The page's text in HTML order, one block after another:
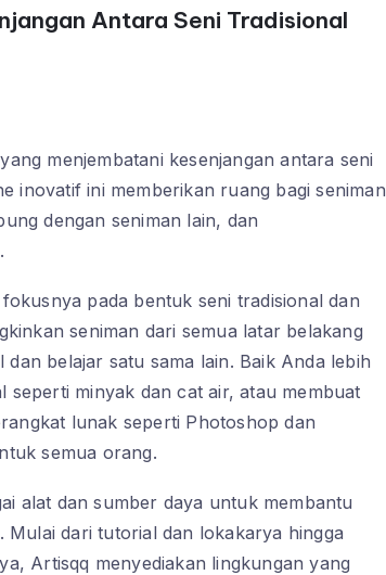
Antara Seni Tradisional
menjembatani kesenjangan antara seni
inovatif ini memberikan ruang bagi seniman
dengan seniman lain, dan
pada bentuk seni tradisional dan
seniman dari semua latar belakang
belajar satu sama lain. Baik Anda lebih
seperti minyak dan cat air, atau membuat
lunak seperti Photoshop dan
semua orang.
alat dan sumber daya untuk membantu
Mulai dari tutorial dan lokakarya hingga
Artisqq menyediakan lingkungan yang